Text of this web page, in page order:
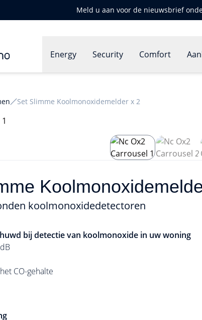
Meld u aan voor de nieuwsbrief
Energy Security Comfort
Set Slimme Koolmonoxidemelder x 2
koolmonoxidedetectoren
bij detectie van koolmonoxide in uw woning
CO-gehalte